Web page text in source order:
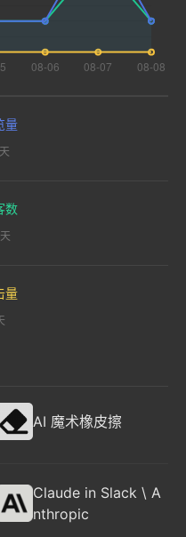
量
数
量
AI 魔术橡皮擦
Claude in Slack \ A
nthropic